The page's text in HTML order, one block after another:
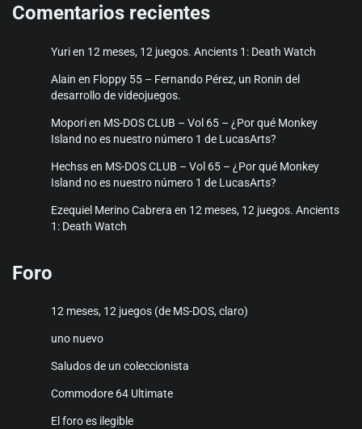
€20,50
Comentarios recientes
Yurien 12 meses, 12 juegos. Ancients 1: Death Watch
Alain en Floppy 55 – Fernando Pérez, un Ronin del
desarrollo de videojuegos.
Moporien MS-DOS CLUB – Vol 65 – ¿Por qué Monkey
Island no es nuestro número 1 de LucasArts?
Hechssen MS-DOS CLUB – Vol 65 – ¿Por qué Monkey
Island no es nuestro número 1 de LucasArts?
Ezequiel Merino Cabrera en 12 meses, 12 juegos. Ancients
1: Death Watch
Foro
12 meses, 12 juegos (de MS-DOS, claro)
uno nuevo
Saludos de un coleccionista
Commodore 64 Ultimate
El foro es ilegible